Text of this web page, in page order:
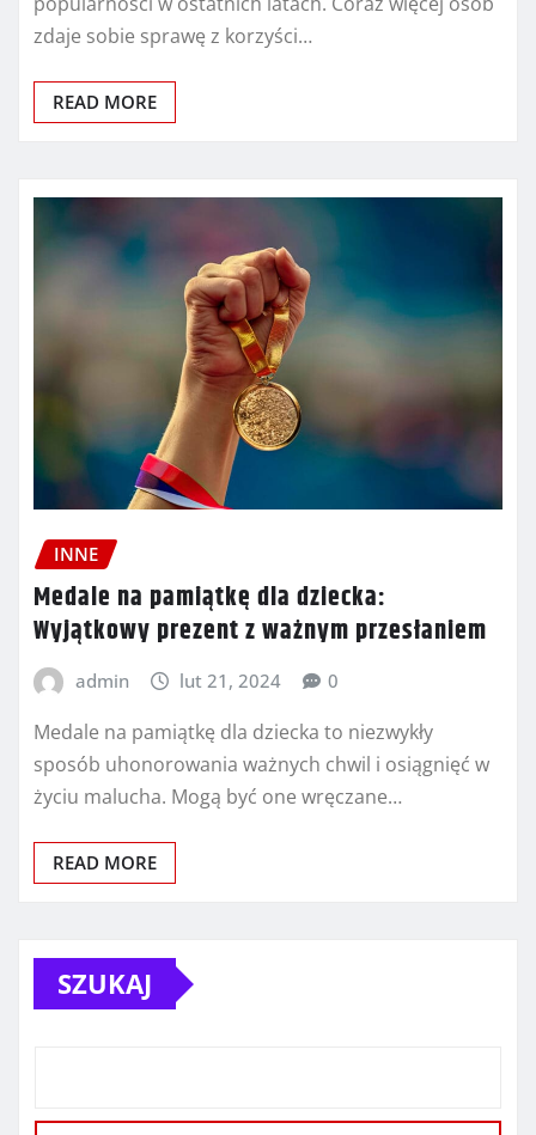
zdaje sobie sprawę z korzyści…
READ MORE
INNE
Medale na pamiątkę dla dziecka:
Wyjątkowy prezent z ważnym przesłaniem
admin lut 21, 2024 0
Medale na pamiątkę dla dziecka to niezwykły
sposób uhonorowania ważnych chwil i osiągnięć w
życiu malucha. Mogą być one wręczane…
READ MORE
SZUKAJ